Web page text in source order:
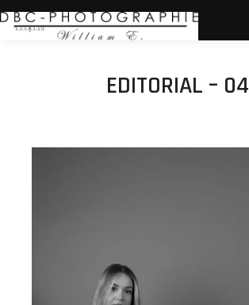
EDITORIAL – 04